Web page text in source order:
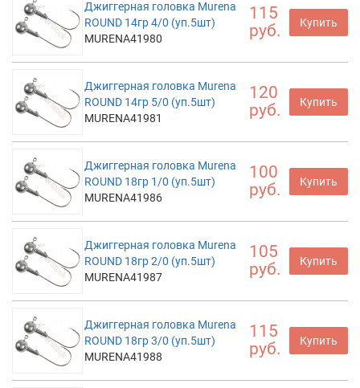
Джиггерная головка Murena
ROUND 14гр 4/0 (уп.5шт)
MURENA41980
115
руб.
Купить
Джиггерная головка Murena
ROUND 14гр 5/0 (уп.5шт)
MURENA41981
120
руб.
Купить
Джиггерная головка Murena
ROUND 18гр 1/0 (уп.5шт)
MURENA41986
100
руб.
Купить
Джиггерная головка Murena
ROUND 18гр 2/0 (уп.5шт)
MURENA41987
105
руб.
Купить
Джиггерная головка Murena
ROUND 18гр 3/0 (уп.5шт)
MURENA41988
115
руб.
Купить